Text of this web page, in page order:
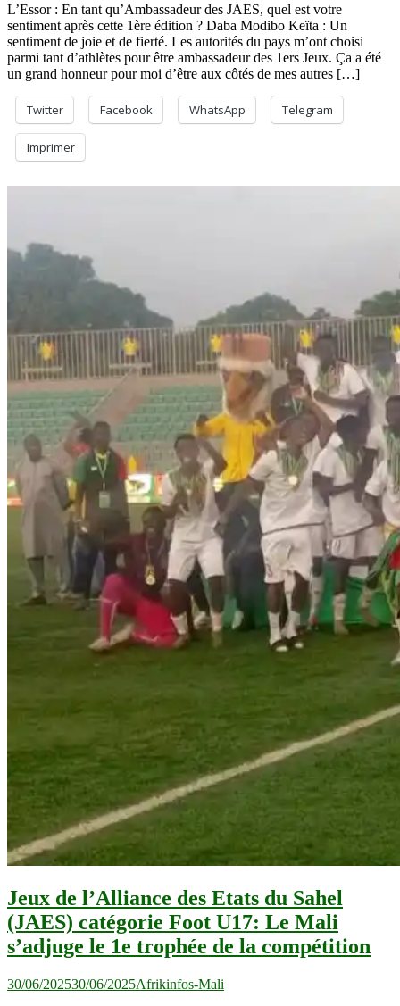
L’Essor : En tant qu’Ambassadeur des JAES, quel est votre
sentiment après cette 1ère édition ? Daba Modibo Keïta : Un
sentiment de joie et de fierté. Les autorités du pays m’ont choisi
parmi tant d’athlètes pour être ambassadeur des 1ers Jeux. Ça a été
un grand honneur pour moi d’être aux côtés de mes autres […]
Twitter Facebook WhatsApp Telegram
Imprimer
Jeux de l’Alliance des Etats du Sahel
(JAES) catégorie Foot U17: Le Mali
s’adjuge le 1e trophée de la compétition
30/06/202530/06/2025Afrikinfos-Mali